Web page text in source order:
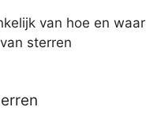
van hoe en waar
sterren